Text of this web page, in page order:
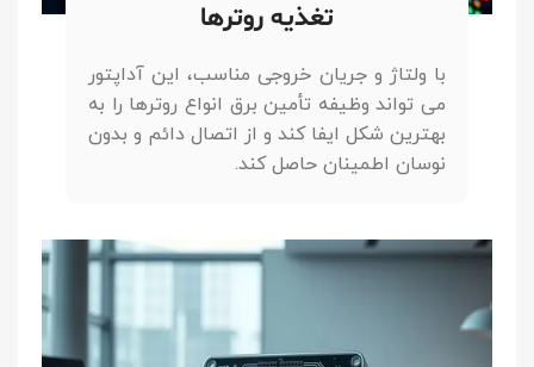
تغذیه روترها
با ولتاژ و جریان خروجی مناسب، این آداپتور
می تواند وظیفه تأمین برق انواع روترها را به
بهترین شکل ایفا کند و از اتصال دائم و بدون
نوسان اطمینان حاصل کند.